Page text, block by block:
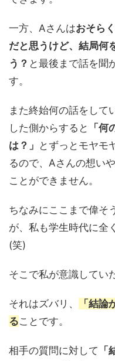
一方、Aさんはおそら
だと思うけど、結局何
う？ と最後まで話を聞
す。
また終始何の話をして
した側からすると
「
は？」 とずっとモヤモ
るので、Aさんの想い
ことができません。
ちなみにここまで偉そ
が、私も学生時代に全
(笑)
そこで私が意識してい
それはズバリ、
「結
ることです。
相手の質問に対して